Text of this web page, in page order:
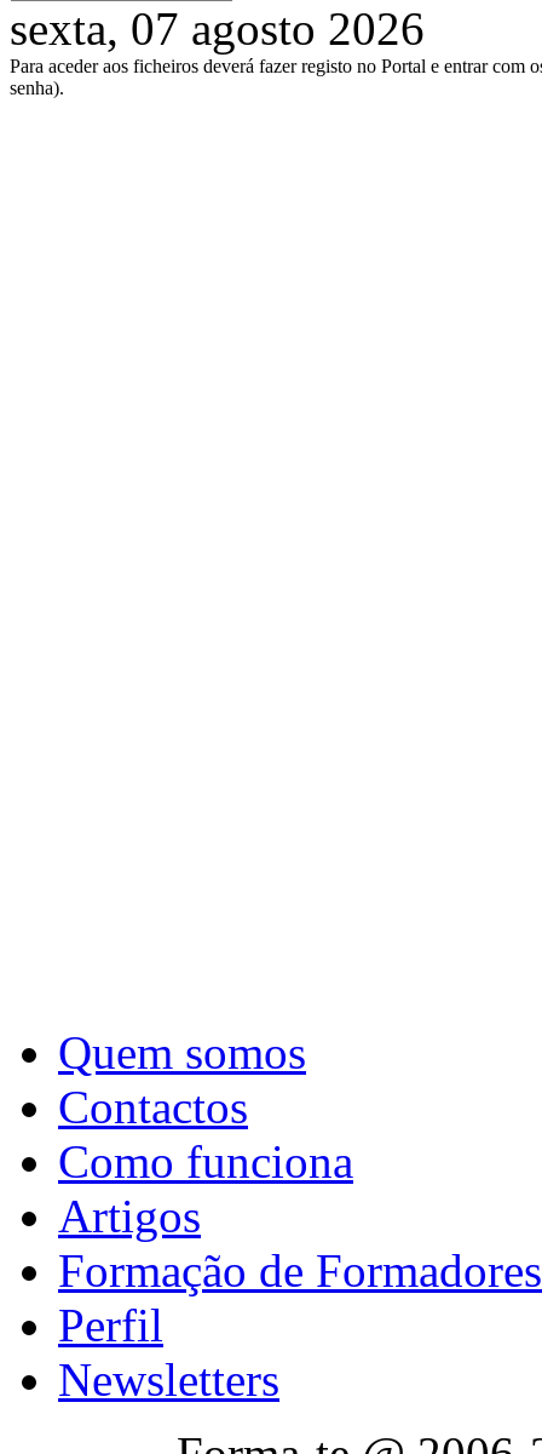
sexta, 07 agosto 2026
Para aceder aos ficheiros deverá fazer registo no Portal e entrar com
senha).
Quem somos
Contactos
Como funciona
Artigos
Formação de Formadores
Perfil
Newsletters